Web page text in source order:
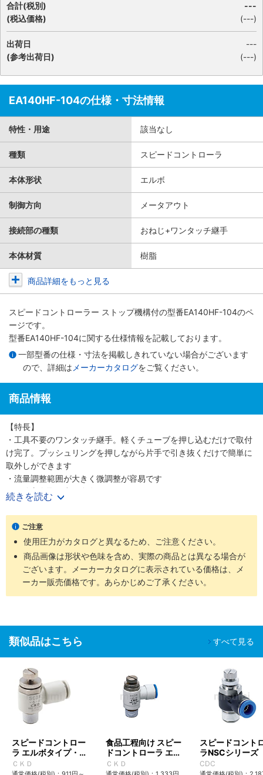
合計(税別)
(税込価格)
---
(---)
出荷日
(参考出荷日)
---
(---)
EA140HF-104の仕様・寸法情報
特性・用途 該当なし
種類 スピードコントローラ
本体形状 エルボ
制御方向 メータアウト
接続部の種類 おねじ+ワンタッチ継手
本体材質 樹脂
商品詳細をもっと見る
スピードコントローラー ストップ機構付の型番EA140HF-104のペ
ージです。
型番EA140HF-104に関する仕様情報を記載しております。
一部型番の仕様・寸法を掲載しきれていない場合がございます
ので、詳細は メーカーカタログをご覧ください。
商品情報
【特長】
・工具不要のワンタッチ継手。軽くチューブを押し込むだけで取付
け完了。プッシュリングを押しながら片手で引き抜くだけで簡単に
取外しができます
・流量調整範囲が大きく微調整が容易です
・配管方向取り出し自在
・ストップ機構付
続きを読む
ご注意
使用圧力がカタログと異なるため、ご注意ください。
商品画像は形状や色味を含め、実際の商品とは異なる場合が
ございます。メーカーカタログに表示されている価格は、メ
ーカー販売価格です。あらかじめご了承ください。
類似品はこちら すべて見る
スピードコントロー
ラ エルボタイプ・ワ
ンタッチ継手付
SC3Wシリーズ
ＣＫＤ
食品工程向け スピー
ドコントローラ エル
ボタイプ・ワンタッ
チ継手付
ＣＫＤ
スピードコント
ラNSCシリーズ
CDC